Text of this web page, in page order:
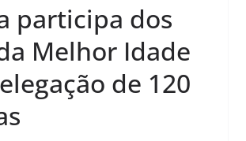
participa dos
Melhor Idade
de 120